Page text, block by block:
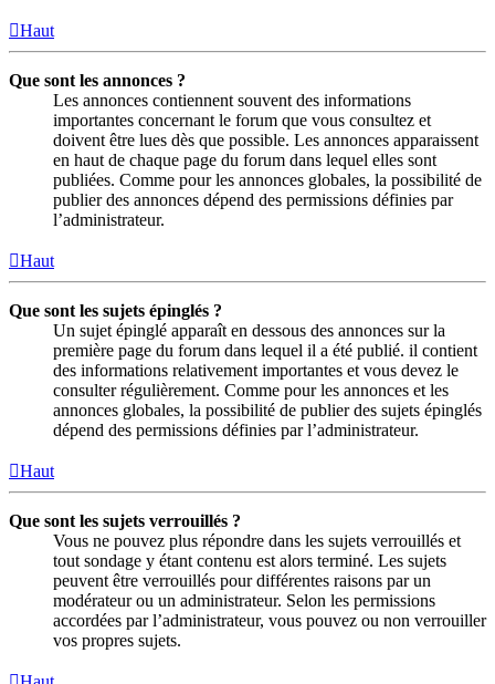
Haut
Que sont les annonces ?
Les annonces contiennent souvent des informations
importantes concernant le forum que vous consultez et
doivent être lues dès que possible. Les annonces apparaissent
en haut de chaque page du forum dans lequel elles sont
publiées. Comme pour les annonces globales, la possibilité de
publier des annonces dépend des permissions définies par
l’administrateur.
Haut
Que sont les sujets épinglés ?
Un sujet épinglé apparaît en dessous des annonces sur la
première page du forum dans lequel il a été publié. il contient
des informations relativement importantes et vous devez le
consulter régulièrement. Comme pour les annonces et les
annonces globales, la possibilité de publier des sujets épinglés
dépend des permissions définies par l’administrateur.
Haut
Que sont les sujets verrouillés ?
Vous ne pouvez plus répondre dans les sujets verrouillés et
tout sondage y étant contenu est alors terminé. Les sujets
peuvent être verrouillés pour différentes raisons par un
modérateur ou un administrateur. Selon les permissions
accordées par l’administrateur, vous pouvez ou non verrouiller
vos propres sujets.